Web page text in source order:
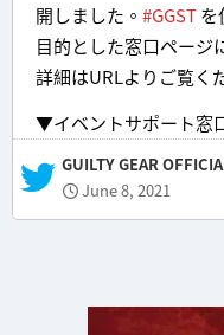
開しました。 #GGSTを
目的とした窓口ページ
詳細はURLよりご覧く
▼イベントサポート窓
— GUILTY GEAR
June 8, 2021